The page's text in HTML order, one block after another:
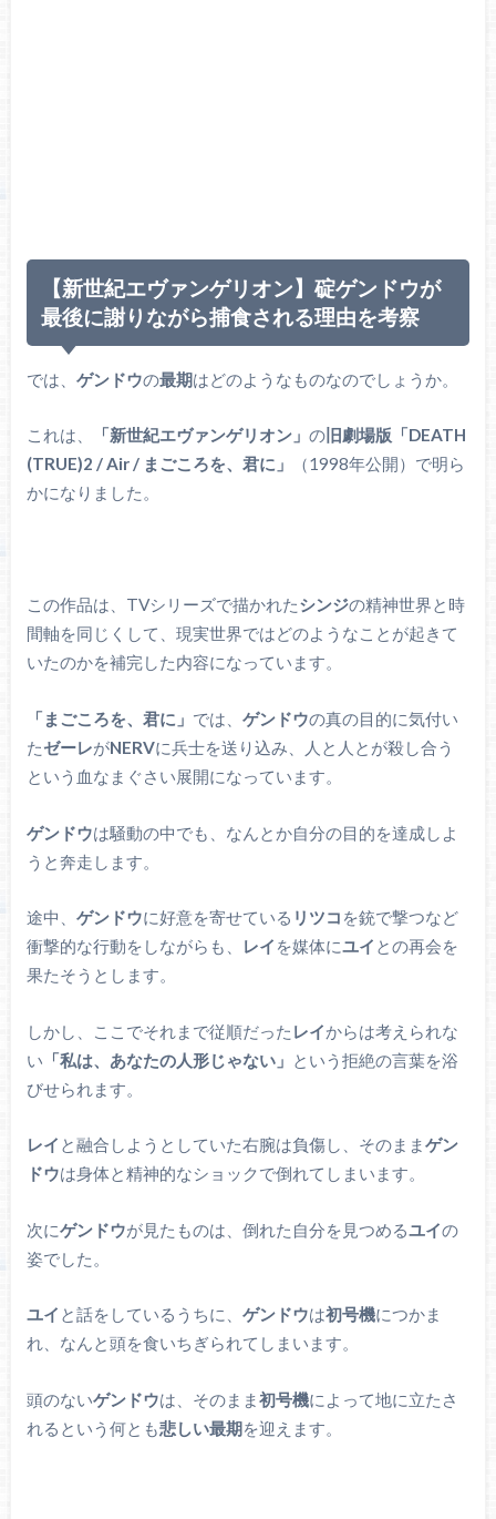
【新世紀エヴァンゲリオン】碇ゲンドウが
最後に謝りながら捕食される理由を考察
では、 ゲンドウの最期はどのようなものなのでしょうか。
これは、 「新世紀エヴァンゲリオン」 の旧劇場版「DEATH
(TRUE)2 / Air / まごころを、君に」
（1998年公開）で明ら
かになりました。
この作品は、TVシリーズで描かれたシンジの精神世界と時
間軸を同じくして、現実世界ではどのようなことが起きて
いたのかを補完した内容になっています。
「まごころを、君に」 では、 ゲンドウの真の目的に気付い
たゼーレがNERVに兵士を送り込み、人と人とが殺し合う
という血なまぐさい展開になっています。
ゲンドウは騒動の中でも、なんとか自分の目的を達成しよ
うと奔走します。
途中、 ゲンドウに好意を寄せている リツコ を銃で撃つなど
衝撃的な行動をしながらも、
レイ を媒体にユイ との再会を
果たそうとします。
しかし、ここでそれまで従順だった レイからは考えられな
い 「私は、あなたの人形じゃない」 という拒絶の言葉を浴
びせられます。
レイ と融合しようとしていた右腕は負傷し、そのままゲン
ドウは身体と精神的なショックで倒れてしまいます。
次にゲンドウが見たものは、倒れた自分を見つめるユイの
姿でした。
ユイ と話をしているうちに、 ゲンドウは初号機につかま
れ、なんと頭を食いちぎられてしまいます。
頭のないゲンドウは、そのまま初号機によって地に立たさ
れるという何とも悲しい最期を迎えます。